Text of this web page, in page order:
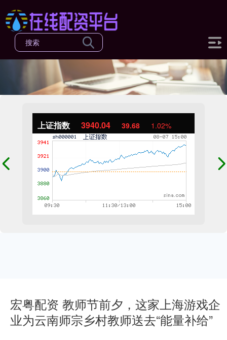
上证指数 3940.04 39.68 1.02%
宏粤配资 教师节前夕，这家上海游戏企
业为云南师宗乡村教师送去“能量补给”